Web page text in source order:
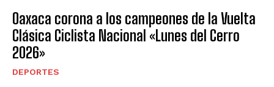
Oaxaca corona a los campeones de la Vuelta
Clásica Ciclista Nacional «Lunes del Cerro
2026»
DEPORTES